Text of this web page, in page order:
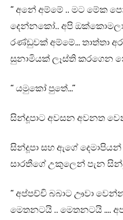
“ අනේ අම්මේ .. මට මේක
දෙන්නකෝ.. අපි
රණ්ඩුවක් අම්මේ… තාත්තා
සුනාමියක් ලෑස්ති කරගෙන
“ යමුකෝ පුතේ…”
සින්දූපාට අවසන අවනත
සින්දූපා සහ ඇගේ
සාරතීගේ උකුලෙන් පැන
“ අප්පච්චි බබාට ඌවා
මෙතනටයි .. මෙතනටයි ….